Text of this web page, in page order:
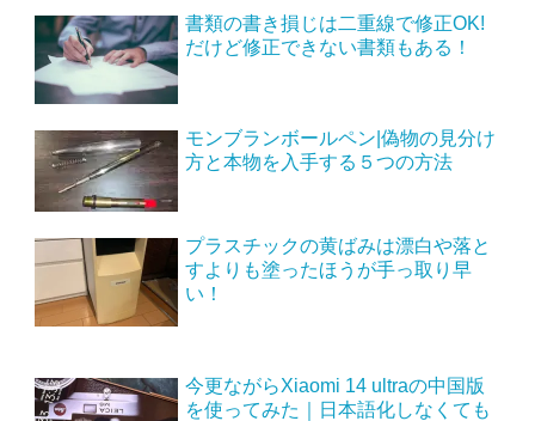
書類の書き損じは二重線で修正OK!
だけど修正できない書類もある！
モンブランボールペン|偽物の見分け
方と本物を入手する５つの方法
プラスチックの黄ばみは漂白や落と
すよりも塗ったほうが手っ取り早
い！
今更ながらXiaomi 14 ultraの中国版
を使ってみた｜日本語化しなくても